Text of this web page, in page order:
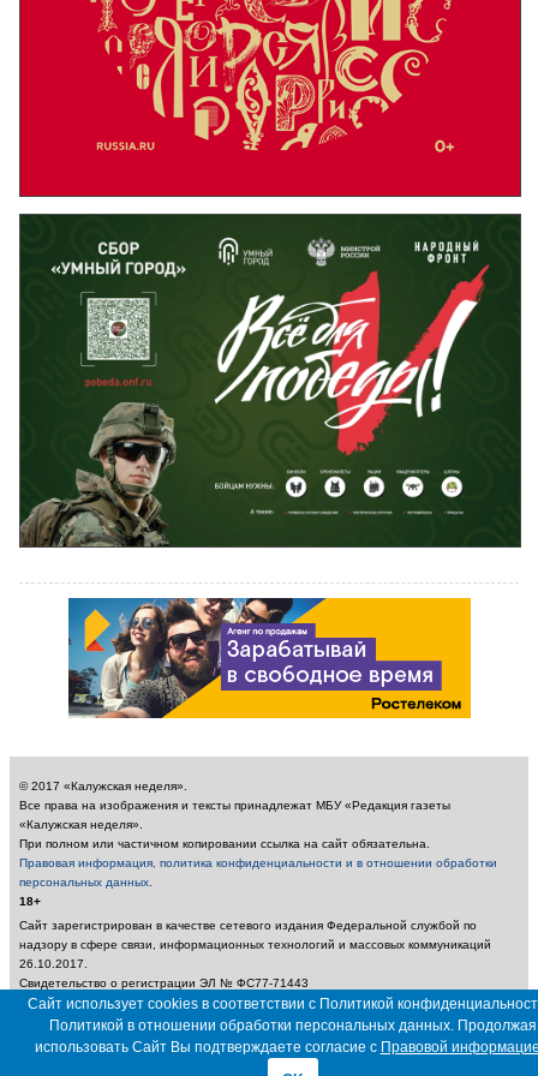
© 2017 «Калужская неделя».
Все права на изображения и тексты принадлежат МБУ «Редакция газеты
«Калужская неделя».
При полном или частичном копировании ссылка на сайт обязательна.
Правовая информация, политика конфиденциальности и в отношении обработки
персональных данных
18+
Сайт зарегистрирован в качестве сетевого издания Федеральной службой по
надзору в сфере связи, информационных технологий и массовых коммуникаций
26.10.2017.
Свидетельство о регистрации ЭЛ № ФС77-71443
Учредитель: Муниципальное бюджетное учреждение «Редакция газеты «Калужская
неделя»
Главный редактор: Амбарцумян А. Ю. / Электронный адрес редакции:
nedelya_kaluga@adm.kaluga.ru / Телефон редакции: 400-424
Сайт использует cookies в соответствии с Политикой
Политикой в отношении обработки персональных данных. Продолжая
использовать Сайт Вы подтверждаете согласие с Правовой